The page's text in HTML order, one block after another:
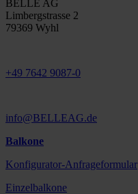
BELLE AG
Limbergstrasse 2
79369 Wyhl
+49 7642 9087-0
info@BELLEAG.de
Balkone
Konfigurator-Anfrageformular
Einzelbalkone